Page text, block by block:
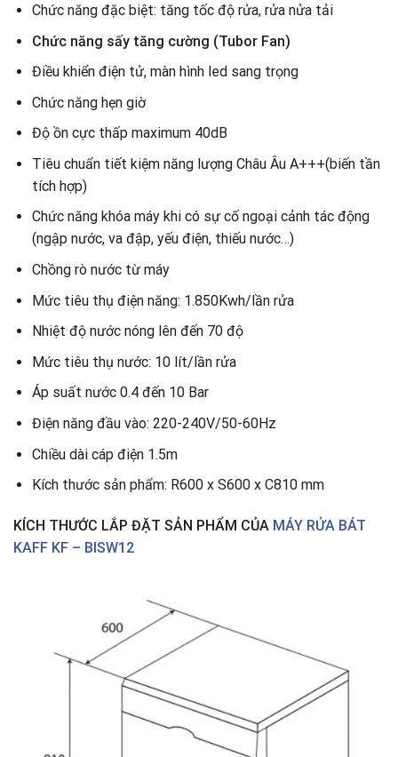
Chức năng đặc biệt: tăng tốc độ rửa, rửa nửa tải
Chức năng sấy tăng cường (Tubor Fan)
Điều khiển điện tử, màn hình led sang trọng
Chức năng hẹn giờ
Độ ồn cực thấp maximum 40dB
Tiêu chuẩn tiết kiệm năng lượng Châu Âu A+++(biến tần
tích hợp)
Chức năng khóa máy khi có sự cố ngoại cảnh tác động
(ngập nước, va đập, yếu điện, thiếu nước…)
Chồng rò nước từ máy
Mức tiêu thụ điện năng: 1.850Kwh/lần rửa
Nhiệt độ nước nóng lên đến 70 độ
Mức tiêu thụ nước: 10 lít/lần rửa
Áp suất nước 0.4 đến 10 Bar
Điện năng đầu vào: 220-240V/50-60Hz
Chiều dài cáp điện 1.5m
Kích thước sản phẩm: R600 x S600 x C810 mm
KÍCH THƯỚC LẮP ĐẶT SẢN PHẨM CỦA MÁY RỬA BÁT
KAFF KF – BISW12